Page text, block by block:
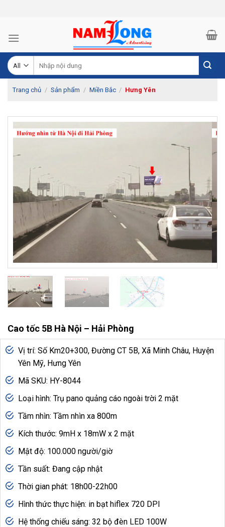
kiếm:
Trang chủ / Sản phẩm / Miền Bắc / Hưng Yên
Cao tốc 5B Hà Nội – Hải Phòng
Vị trí: Số Km20+300, Đường CT 5B, Xã Minh Châu, Huyện
Yên Mỹ, Hưng Yên
Mã SKU: HY-8044
Loại hình: Trụ pano quảng cáo ngoài trời 2 mặt
Tầm nhìn: Tầm nhìn xa 800m
Kích thước: 9mH x 18mW x 2 mặt
Mật độ: 100.000 người/giờ
Tần suất: Đang cập nhật
Thời gian phát: 18h00-22h00
Hình thức thực hiện: in bạt hiflex 720 DPI
Hệ thống chiếu sáng: 32 bộ đèn LED 100W